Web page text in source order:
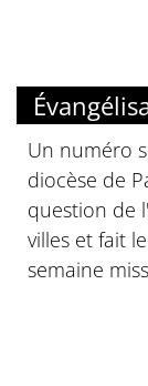
Un numéro
diocèse de
question de
villes et fait
semaine